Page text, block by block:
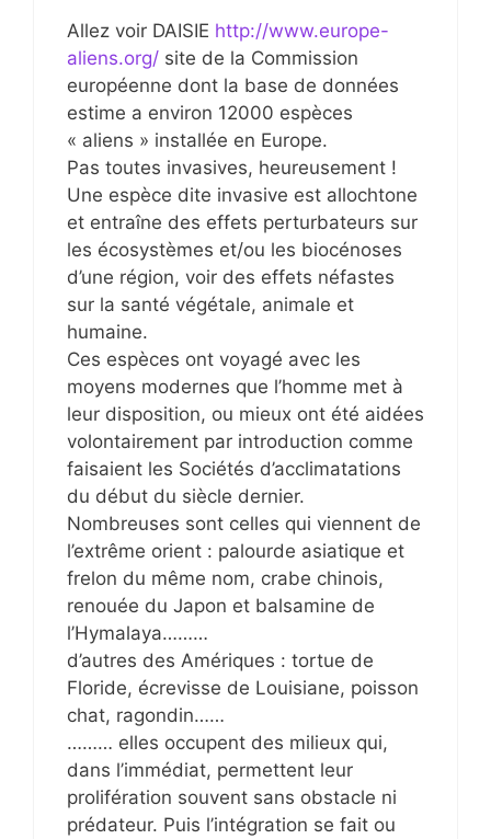
Allez voir DAISIE http://www.europe-
aliens.org/ site de la Commission
européenne dont la base de données
estime a environ 12000 espèces
« aliens » installée en Europe.
Pas toutes invasives, heureusement !
Une espèce dite invasive est allochtone
et entraîne des effets perturbateurs sur
les écosystèmes et/ou les biocénoses
d’une région, voir des effets néfastes
sur la santé végétale, animale et
humaine.
Ces espèces ont voyagé avec les
moyens modernes que l’homme met à
leur disposition, ou mieux ont été aidées
volontairement par introduction comme
faisaient les Sociétés d’acclimatations
du début du siècle dernier.
Nombreuses sont celles qui viennent de
l’extrême orient : palourde asiatique et
frelon du même nom, crabe chinois,
renouée du Japon et balsamine de
l’Hymalaya………
d’autres des Amériques : tortue de
Floride, écrevisse de Louisiane, poisson
chat, ragondin……
……… elles occupent des milieux qui,
dans l’immédiat, permettent leur
prolifération souvent sans obstacle ni
prédateur. Puis l’intégration se fait ou